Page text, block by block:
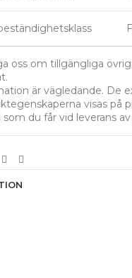
oss om tillgängliga
är vägledande. De
visas på
som du får vid leverans